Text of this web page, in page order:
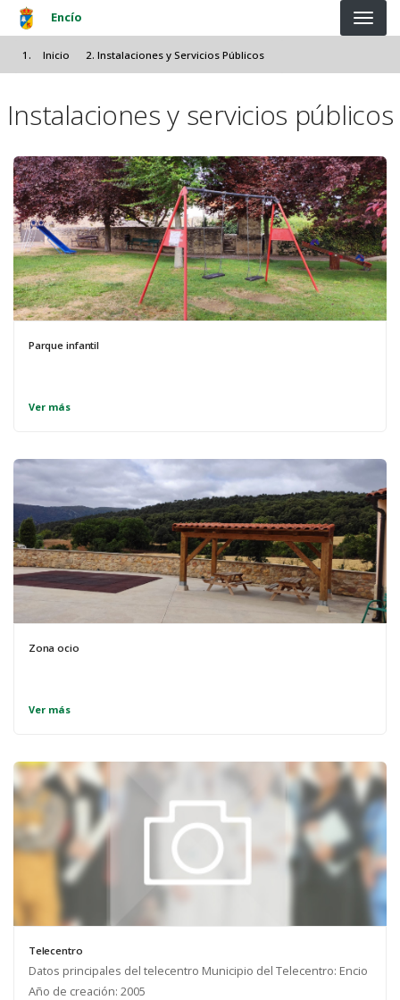
Pasar al contenido principal
Encío
Inicio Instalaciones y Servicios Públicos
Instalaciones y servicios públicos
Parque infantil
Ver más
Zona ocio
Ver más
Telecentro
Datos principales del telecentro Municipio del Telecentro: Encio
Año de creación: 2005